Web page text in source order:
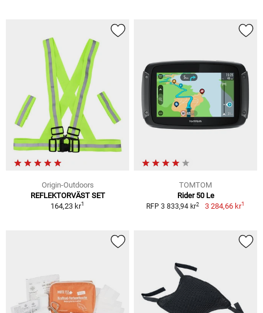
Origin-Outdoors
REFLEKTORVÄST SET
164,23 kr1
TOMTOM
Rider 50 Le
RFP 3 833,94 kr2 3 284,66 kr1